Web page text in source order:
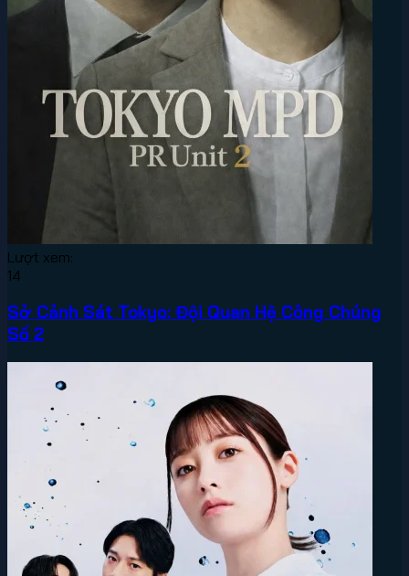
Lượt xem:
14
Sở Cảnh Sát Tokyo: Đội Quan Hệ Công Chúng
Số 2